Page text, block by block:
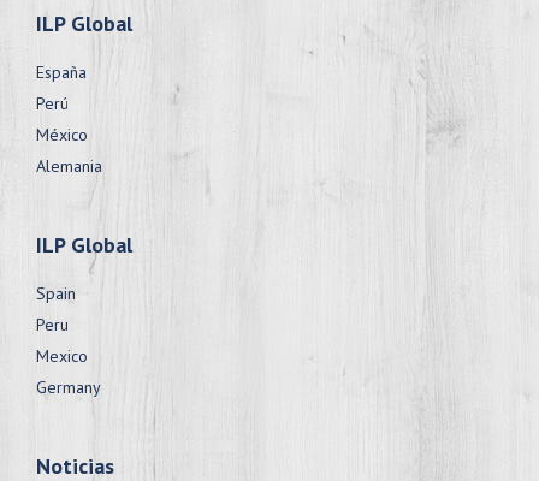
ILP Global
España
Perú
México
Alemania
ILP Global
Spain
Peru
Mexico
Germany
Noticias